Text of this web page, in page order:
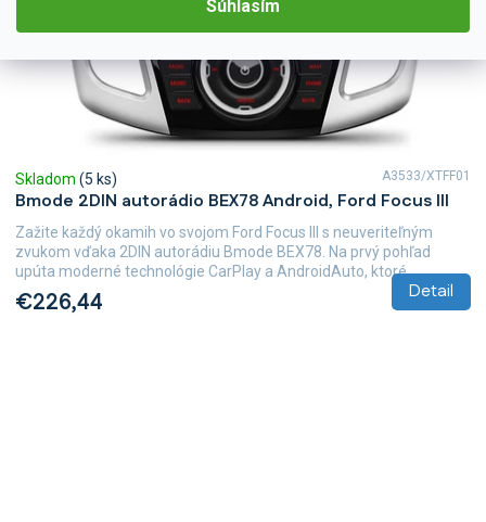
Súhlasím
Bmode 2DIN autorádio BEX78 Android, Ford Focus III
Skladom (5 ks)
€226,44 Detail
Zažite každý okamih vo svojom Ford Focus III s neuveriteľným
zvukom vďaka 2DIN autorádiu Bmode BEX78. Na prvý pohľad
upúta moderné technológie CarPlay a AndroidAuto, ktoré...
A3533/XTFF01